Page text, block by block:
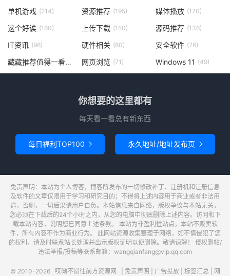
单机游戏 (214) 资源推荐 (195) 媒体播放 (170)
这个好诶 (160) 上传下载 (150) 源码推荐 (136)
IT资讯 (96) 硬件相关 (80) 安全软件 (76)
藏藏推荐值得一看 网页浏览 (71) Windows 11 (49)
你想要的这里都有
每天看一看总有新东西
每日福利TOP100  永久地址/地址发布页 
免责声明：本站为个人博客，博客所发布的一切修改补丁、注册机和注册信息
及软件的文章仅限用于学习和研究目的；不得将上述内容用于商业或者非法用
途，否则，一切后果请用户自负。本站信息来自网络，版权争议与本站无关，
您必须在下载后的24个小时之内，从您的电脑中彻底删除上述内容。访问和下
载本站内容，说明您已同意上述条款。 本站为非盈利性站点，本站不贩卖软
件，所有内容不作为商业行为。 此网站资源收集整理于网络，如不慎侵犯了您
的权利，请及时联系站长处理并出示版权证明以便删除。敬请谅解！ 侵权删帖/
违法举报/投稿等联系邮箱：wangqianfang@vip.qq.com
© 2010-2026 哎呦不错往前方资源网 免责声明 广告投放| 标签汇总 网